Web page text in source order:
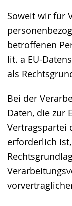
Soweit wir für
betroffenen
lit. a EU-
als
Bei der
Daten, die zur
Vertragspartei
erforderlich ist,